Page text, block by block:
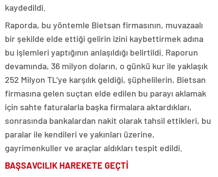
kaydedildi.
Raporda, bu yöntemle Bietsan firmasının, muvazaalı
bir şekilde elde ettiği gelirin izini kaybettirmek adına
bu işlemleri yaptığının anlaşıldığı belirtildi. Raporun
devamında, 36 milyon doların, o günkü kur ile yaklaşık
252 Milyon TL’ye karşılık geldiği, şüphelilerin, Bietsan
firmasına gelen suçtan elde edilen bu parayı aklamak
için sahte faturalarla başka firmalara aktardıkları,
sonrasında bankalardan nakit olarak tahsil ettikleri, bu
paralar ile kendileri ve yakınları üzerine,
gayrimenkuller ve araçlar aldıkları tespit edildi.
BAŞSAVCILIK HAREKETE GEÇTİ